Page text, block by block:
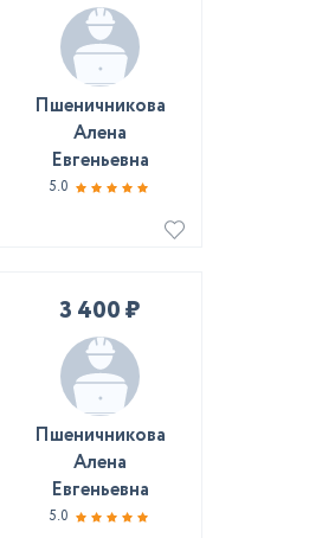
Пшеничникова
Алена
Евгеньевна
5.0
3 400 ₽
Пшеничникова
Алена
Евгеньевна
5.0